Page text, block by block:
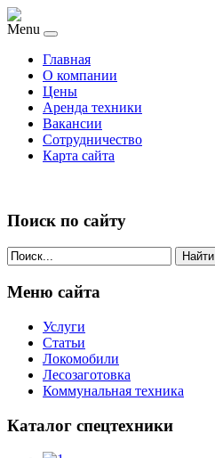
Menu
Главная
О компании
Цены
Аренда техники
Вакансии
Сотрудничество
Карта сайта
Поиск по сайту
Найти
Меню сайта
Услуги
Статьи
Локомобили
Лесозаготовка
Коммунальная техника
Каталог спецтехники